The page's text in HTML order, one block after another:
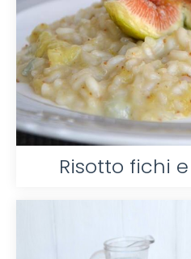
Risotto fichi